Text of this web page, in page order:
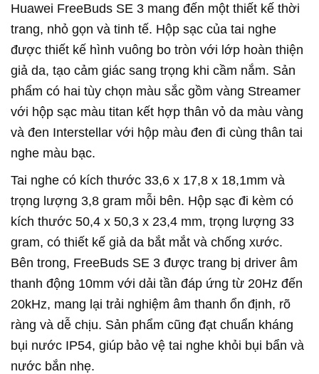
Huawei FreeBuds SE 3 mang đến một thiết kế thời
trang, nhỏ gọn và tinh tế. Hộp sạc của tai nghe
được thiết kế hình vuông bo tròn với lớp hoàn thiện
giả da, tạo cảm giác sang trọng khi cầm nắm. Sản
phẩm có hai tùy chọn màu sắc gồm vàng Streamer
với hộp sạc màu titan kết hợp thân vỏ da màu vàng
và đen Interstellar với hộp màu đen đi cùng thân tai
nghe màu bạc.
Tai nghe có kích thước 33,6 x 17,8 x 18,1mm và
trọng lượng 3,8 gram mỗi bên. Hộp sạc đi kèm có
kích thước 50,4 x 50,3 x 23,4 mm, trọng lượng 33
gram, có thiết kế giả da bắt mắt và chống xước.
Bên trong, FreeBuds SE 3 được trang bị driver âm
thanh động 10mm với dải tần đáp ứng từ 20Hz đến
20kHz, mang lại trải nghiệm âm thanh ổn định, rõ
ràng và dễ chịu. Sản phẩm cũng đạt chuẩn kháng
bụi nước IP54, giúp bảo vệ tai nghe khỏi bụi bẩn và
nước bắn nhẹ.